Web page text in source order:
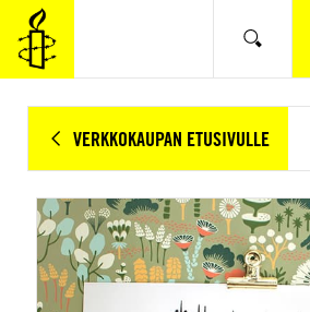
SIIRRY
VARSINAISEEN
SISÄLTÖÖN
Hae
VERKKOKAUPAN ETUSIVULLE